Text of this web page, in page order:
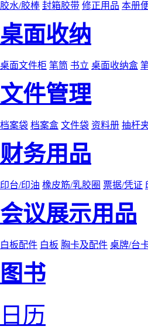
胶水/胶棒 封箱胶带 修正用品 本册
桌面收纳
桌面文件柜 笔筒 书立 桌面收纳盒
文件管理
档案袋 档案盒 文件袋 资料册 抽杆
财务用品
印台/印油 橡皮筋/乳胶圈 票据/凭证
会议展示用品
白板配件 白板 胸卡及配件 桌牌/台
图书
日历